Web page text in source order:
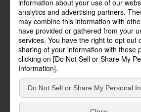
ご利用にあたって
方針・規約
サイトマップ
お問い合わせ